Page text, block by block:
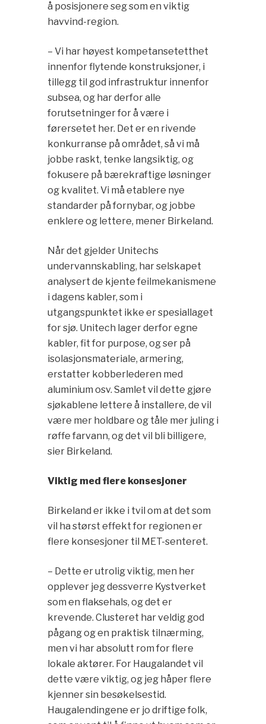
å posisjonere seg som en viktig
havvind-region.
– Vi har høyest kompetansetetthet
innenfor flytende konstruksjoner, i
tillegg til god infrastruktur innenfor
subsea, og har derfor alle
forutsetninger for å være i
førersetet her. Det er en rivende
konkurranse på området, så vi må
jobbe raskt, tenke langsiktig, og
fokusere på bærekraftige løsninger
og kvalitet. Vi må etablere nye
standarder på fornybar, og jobbe
enklere og lettere, mener Birkeland.
Når det gjelder Unitechs
undervannskabling, har selskapet
analysert de kjente feilmekanismene
i dagens kabler, som i
utgangspunktet ikke er spesiallaget
for sjø. Unitech lager derfor egne
kabler, fit for purpose, og ser på
isolasjonsmateriale, armering,
erstatter kobberlederen med
aluminium osv. Samlet vil dette gjøre
sjøkablene lettere å installere, de vil
være mer holdbare og tåle mer juling i
røffe farvann, og det vil bli billigere,
sier Birkeland.
Viktig med flere konsesjoner
Birkeland er ikke i tvil om at det som
vil ha størst effekt for regionen er
flere konsesjoner til MET-senteret.
– Dette er utrolig viktig, men her
opplever jeg dessverre Kystverket
som en flaksehals, og det er
krevende. Clusteret har veldig god
pågang og en praktisk tilnærming,
men vi har absolutt rom for flere
lokale aktører. For Haugalandet vil
dette være viktig, og jeg håper flere
kjenner sin besøkelsestid.
Haugalendingene er jo driftige folk,